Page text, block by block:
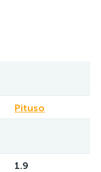
Pituso
1.9